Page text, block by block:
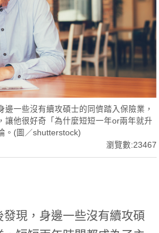
邊一些沒有續攻碩士的同儕踏入保險業，
讓他很好奇「為什麼短短一年or兩年就升
。(圖／shutterstock)
瀏覽數:23467
現，身邊一些沒有續攻碩